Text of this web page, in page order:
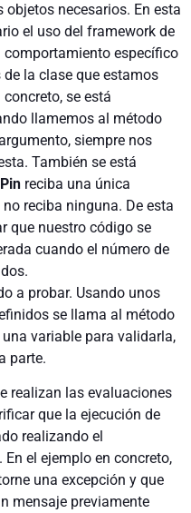
objetos necesarios. En esta
el uso del framework de
comportamiento específico
la clase que estamos
se está
llamemos al método
siempre nos
También se está
reciba una única
no reciba ninguna. De esta
que nuestro código se
cuando el número de
a probar. Usando unos
se llama al método
variable para validarla,
parte.
realizan las evaluaciones
que la ejecución de
realizando el
el ejemplo en concreto,
una excepción y que
mensaje previamente